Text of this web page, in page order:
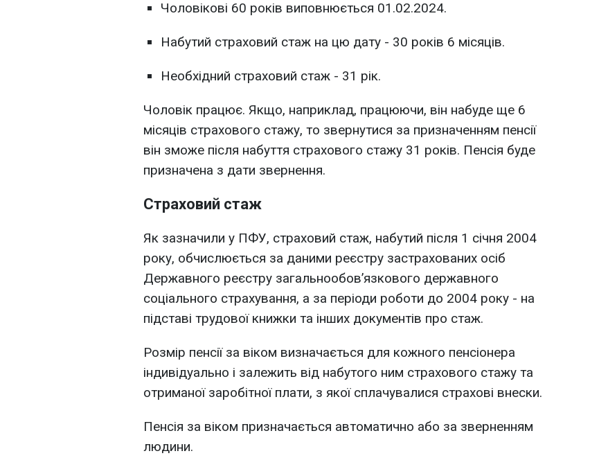
Чоловікові 60 років виповнюється 01.02.2024.
Набутий страховий стаж на цю дату - 30 років 6 місяців.
Необхідний страховий стаж - 31 рік.
Чоловік працює. Якщо, наприклад, працюючи, він набуде ще 6
місяців страхового стажу, то звернутися за призначенням пенсії
він зможе після набуття страхового стажу 31 років. Пенсія буде
призначена з дати звернення.
Страховий стаж
Як зазначили у ПФУ, страховий стаж, набутий після 1 січня 2004
року, обчислюється за даними реєстру застрахованих осіб
Державного реєстру загальнообов’язкового державного
соціального страхування, а за періоди роботи до 2004 року - на
підставі трудової книжки та інших документів про стаж.
Розмір пенсії за віком визначається для кожного пенсіонера
індивідуально і залежить від набутого ним страхового стажу та
отриманої заробітної плати, з якої сплачувалися страхові внески.
Пенсія за віком призначається автоматично або за зверненням
людини.